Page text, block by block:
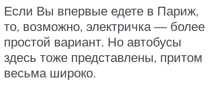
Если Вы впервые едете в Париж,
то, возможно, электричка — более
простой вариант. Но автобусы
здесь тоже представлены, притом
весьма широко.